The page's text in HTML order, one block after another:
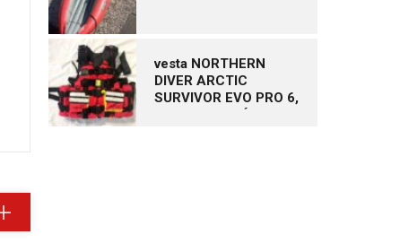
vesta NORTHERN
DIVER ARCTIC
SURVIVOR EVO PRO 6,
vel. XL – NOVÁ